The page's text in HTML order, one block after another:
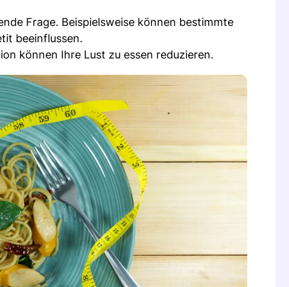
Frage. Beispielsweise können bestimmte
beeinflussen.
können Ihre Lust zu essen reduzieren.